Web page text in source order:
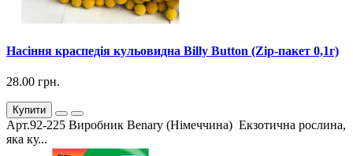
Насіння краспедія кульовидна Billy Button (Zip-пакет 0,1г)
28.00 грн.
Купити
Арт.92-225 Виробник Benary (Німеччина) Екзотична рослина,
яка ку...